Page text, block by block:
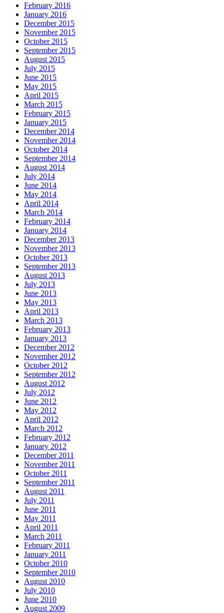
February 2016
January 2016
December 2015
November 2015
October 2015
September 2015
August 2015
July 2015
June 2015
May 2015
April 2015
March 2015
February 2015
January 2015
December 2014
November 2014
October 2014
September 2014
August 2014
July 2014
June 2014
May 2014
April 2014
March 2014
February 2014
January 2014
December 2013
November 2013
October 2013
September 2013
August 2013
July 2013
June 2013
May 2013
April 2013
March 2013
February 2013
January 2013
December 2012
November 2012
October 2012
September 2012
August 2012
July 2012
June 2012
May 2012
April 2012
March 2012
February 2012
January 2012
December 2011
November 2011
October 2011
September 2011
August 2011
July 2011
June 2011
May 2011
April 2011
March 2011
February 2011
January 2011
October 2010
September 2010
August 2010
July 2010
June 2010
August 2009